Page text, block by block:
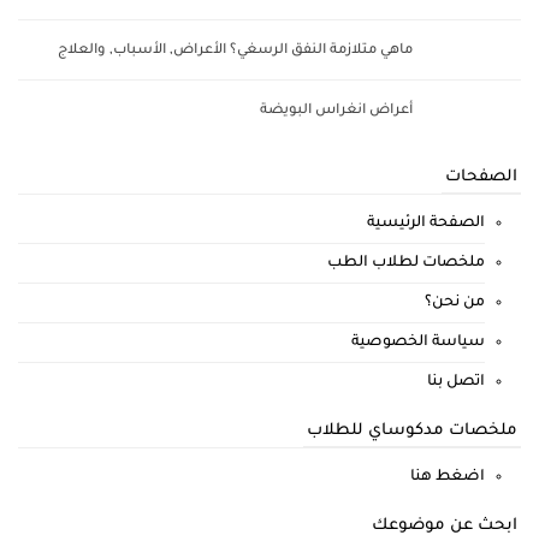
ماهي متلازمة النفق الرسغي؟ الأعراض, الأسباب, والعلاج
أعراض انغراس البويضة
الصفحات
الصفحة الرئيسية
ملخصات لطلاب الطب
من نحن؟
سياسة الخصوصية
اتصل بنا
ملخصات مدكوساي للطلاب
اضغط هنا
ابحث عن موضوعك